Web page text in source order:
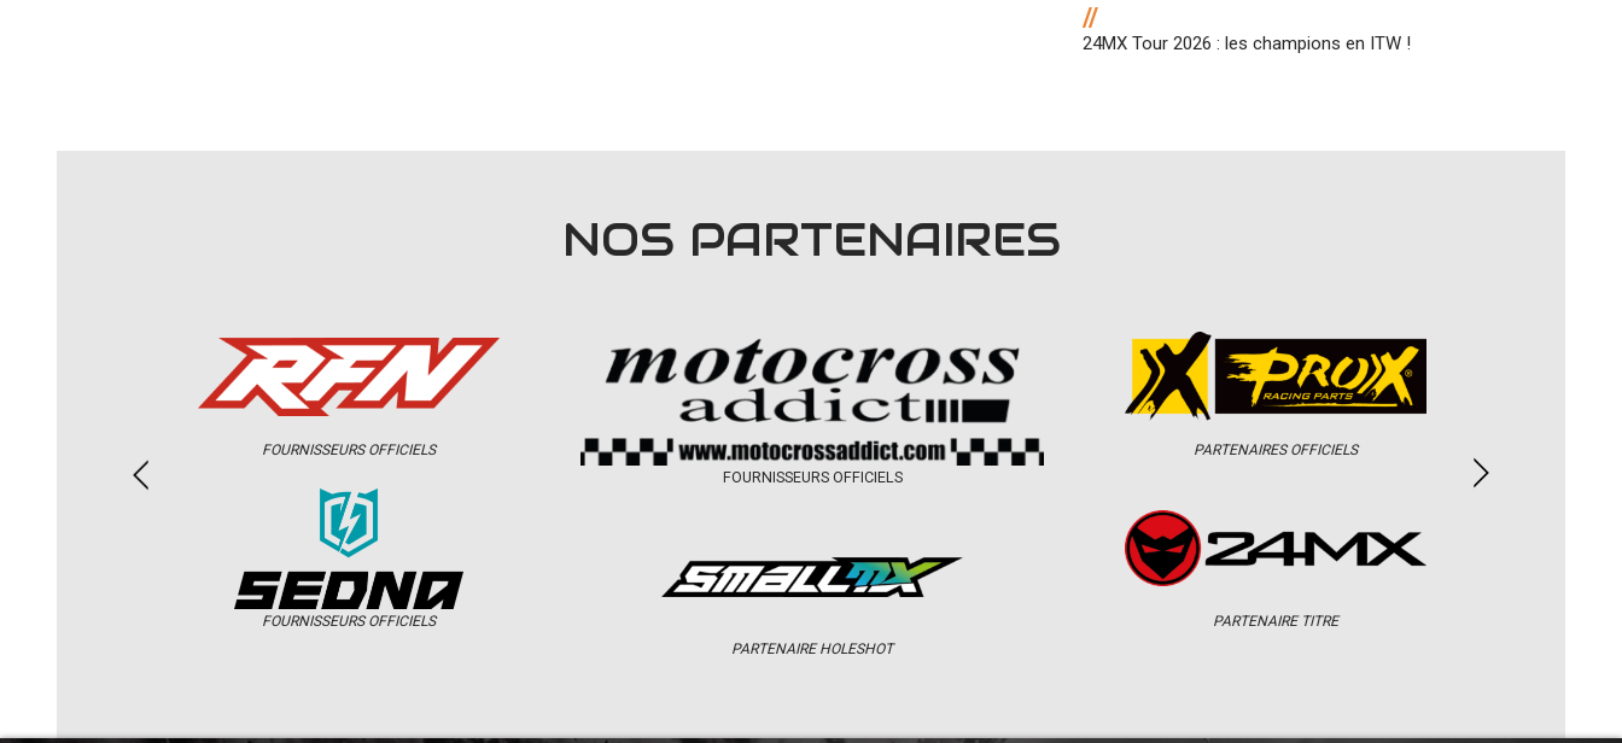
//
24MX Tour 2026 : les champions en ITW !
NOS PARTENAIRES
FOURNISSEURS OFFICIELS
FOURNISSEURS OFFICIELS
FOURNISSEURS OFFICIELS
PARTENAIRE HOLESHOT
PARTENAIRES OFFICIELS
PARTENAIRE TITRE